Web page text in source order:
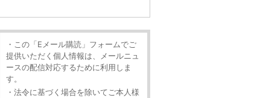
・この「Eメール購読」フォームでご
提供いただく個人情報は、メールニュ
ースの配信対応するために利用しま
す。
・法令に基づく場合を除いてご本人様